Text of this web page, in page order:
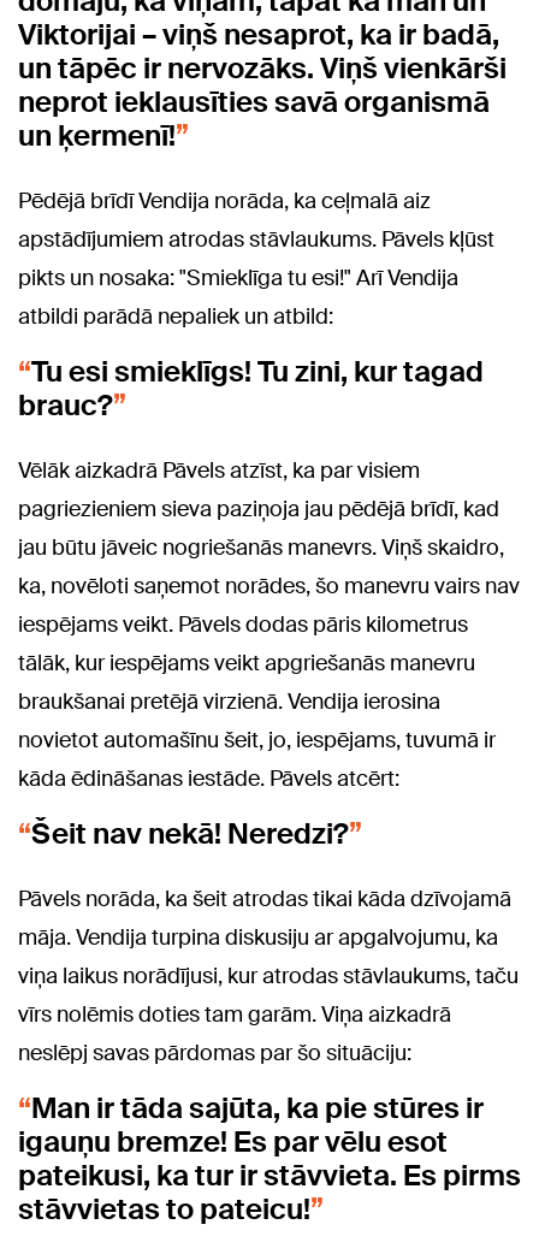
Viktorijai – viņš nesaprot, ka ir badā,
un tāpēc ir nervozāks. Viņš vienkārši
neprot ieklausīties savā organismā
un ķermenī!
Pēdējā brīdī Vendija norāda, ka ceļmalā aiz
apstādījumiem atrodas stāvlaukums. Pāvels kļūst
pikts un nosaka: "Smieklīga tu esi!" Arī Vendija
atbildi parādā nepaliek un atbild:
Tu esi smieklīgs! Tu zini, kur tagad
brauc?
Vēlāk aizkadrā Pāvels atzīst, ka par visiem
pagriezieniem sieva paziņoja jau pēdējā brīdī, kad
jau būtu jāveic nogriešanās manevrs. Viņš skaidro,
ka, novēloti saņemot norādes, šo manevru vairs nav
iespējams veikt. Pāvels dodas pāris kilometrus
tālāk, kur iespējams veikt apgriešanās manevru
braukšanai pretējā virzienā. Vendija ierosina
novietot automašīnu šeit, jo, iespējams, tuvumā ir
kāda ēdināšanas iestāde. Pāvels atcērt:
Šeit nav nekā! Neredzi?
Pāvels norāda, ka šeit atrodas tikai kāda dzīvojamā
māja. Vendija turpina diskusiju ar apgalvojumu, ka
viņa laikus norādījusi, kur atrodas stāvlaukums, taču
vīrs nolēmis doties tam garām. Viņa aizkadrā
neslēpj savas pārdomas par šo situāciju:
Man ir tāda sajūta, ka pie stūres ir
igauņu bremze! Es par vēlu esot
pateikusi, ka tur ir stāvvieta. Es pirms
stāvvietas to pateicu!